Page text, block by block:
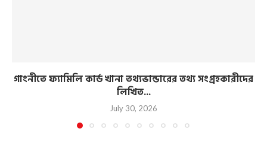
গাংনীতে ফ্যামিলি কার্ড খানা তথ্যভান্ডারের তথ্য সংগ্রহকারীদের
লিখিত...
July 30, 2026